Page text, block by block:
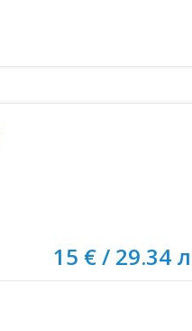
15 € / 29.34